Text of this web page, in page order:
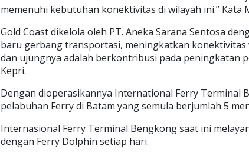
memenuhi kebutuhan konektivitas di wilayah ini.” Kata
Gold Coast dikelola oleh PT. Aneka Sarana Sentosa
baru gerbang transportasi, meningkatkan konektivitas
dan ujungnya adalah berkontribusi pada peningkatan
Kepri.
Dengan dioperasikannya International Ferry Terminal
pelabuhan Ferry di Batam yang semula berjumlah 5
Internasional Ferry Terminal Bengkong saat ini
dengan Ferry Dolphin setiap hari.